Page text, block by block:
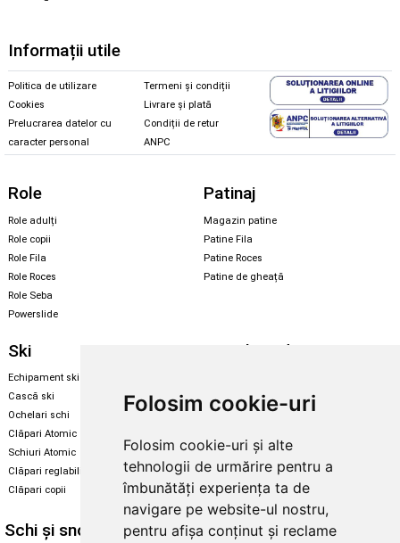
Folosim cookie-uri
Folosim cookie-uri și alte
tehnologii de urmărire pentru a
îmbunătăți experiența ta de
navigare pe website-ul nostru,
pentru afișa conținut și reclame
Informații utile
Politica de utilizare
Cookies
Prelucrarea datelor cu
caracter personal
Termeni și condiții
Livrare și plată
Condiții de retur
ANPC
Role
Role adulți
Role copii
Role Fila
Role Roces
Role Seba
Powerslide
Patinaj
Magazin patine
Patine Fila
Patine Roces
Patine de gheață
Ski
Echipament ski
Cască ski
Ochelari schi
Clăpari Atomic
Schiuri Atomic
Clăpari reglabili
Clăpari copii
Snowboard
Echipament snowboard
Legături Rome SDS
Skate & longboard
Enuff Skateboards
Schi și snowboard Diverse